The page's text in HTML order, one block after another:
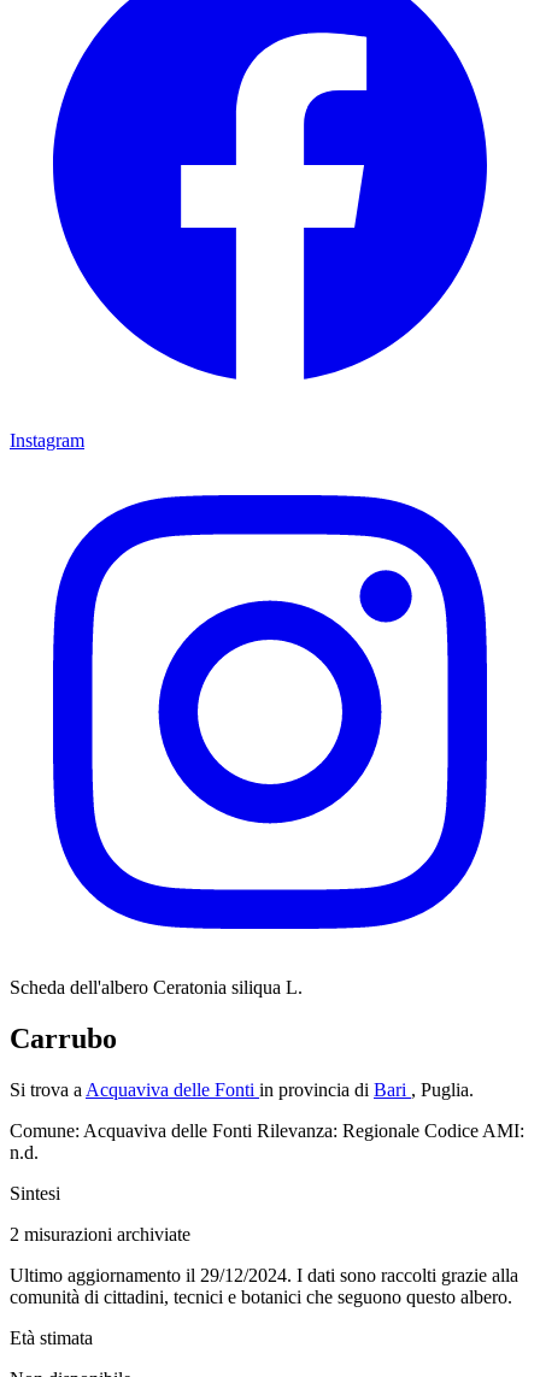
Instagram
Scheda dell'albero Ceratonia siliqua L.
Carrubo
Si trova a Acquaviva delle Fonti in provincia di Bari , Puglia.
Comune: Acquaviva delle Fonti Rilevanza: Regionale Codice AMI:
n.d.
Sintesi
2 misurazioni archiviate
Ultimo aggiornamento il 29/12/2024. I dati sono raccolti grazie alla
comunità di cittadini, tecnici e botanici che seguono questo albero.
Età stimata